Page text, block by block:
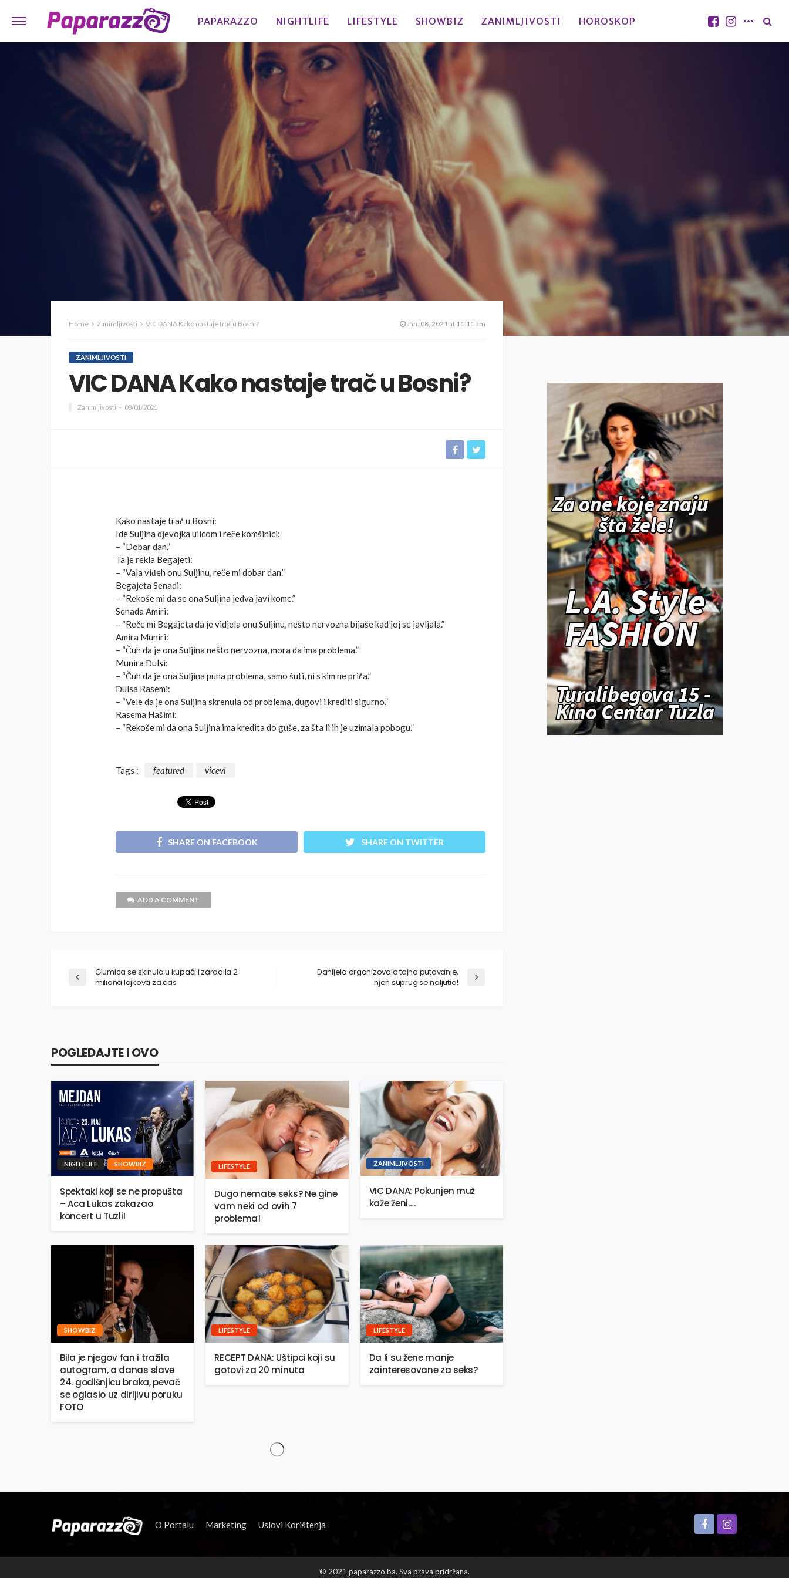
PAPARAZZO NIGHTLIFE LIFESTYLE SHOWBIZ ZANIMLJIVOSTI HOROSKOP
Home Zanimljivosti VIC DANA Kako nastaje trač u Bosni? Jan. 08, 2021 at 11:11 am
ZANIMLJIVOSTI
VIC DANA Kako nastaje trač u Bosni?
Zanimljivosti 08/01/2021
Kako nastaje trač u Bosni:
Ide Suljina djevojka ulicom i reče komšinici:
– “Dobar dan.”
Ta je rekla Begajeti:
– “Vala viđeh onu Suljinu, reče mi dobar dan.”
Begajeta Senadi:
– “Rekoše mi da se ona Suljina jedva javi kome.”
Senada Amiri:
– “Reče mi Begajeta da je vidjela onu Suljinu, nešto nervozna bijaše kad joj se javljala.”
Amira Muniri:
– “Čuh da je ona Suljina nešto nervozna, mora da ima problema.”
Munira Đulsi:
– “Čuh da je ona Suljina puna problema, samo šuti, ni s kim ne priča.”
Đulsa Rasemi:
– “Vele da je ona Suljina skrenula od problema, dugovi i krediti sigurno.”
Rasema Hašimi:
– “Rekoše mi da ona Suljina ima kredita do guše, za šta li ih je uzimala pobogu.”
Tags : featured vicevi
SHARE ON FACEBOOK SHARE ON TWITTER
ADD A COMMENT
Glumica se skinula u kupaći i zaradila 2
miliona lajkova za čas
Danijela organizovala tajno putovanje,
njen suprug se naljutio!
POGLEDAJTE I OVO
NIGHTLIFE SHOWBIZ
Spektakl koji se ne propušta
– Aca Lukas zakazao
koncert u Tuzli!
LIFESTYLE
Dugo nemate seks? Ne gine
vam neki od ovih 7
problema!
ZANIMLJIVOSTI
VIC DANA: Pokunjen muž
kaže ženi….
SHOWBIZ
Bila je njegov fan i tražila
autogram, a danas slave
24. godišnjicu braka, pevač
se oglasio uz dirljivu poruku
FOTO
LIFESTYLE
RECEPT DANA: Uštipci koji su
gotovi za 20 minuta
LIFESTYLE
Da li su žene manje
zainteresovane za seks?
O Portalu Marketing Uslovi Korištenja
© 2021 paparazzo.ba. Sva prava pridržana.